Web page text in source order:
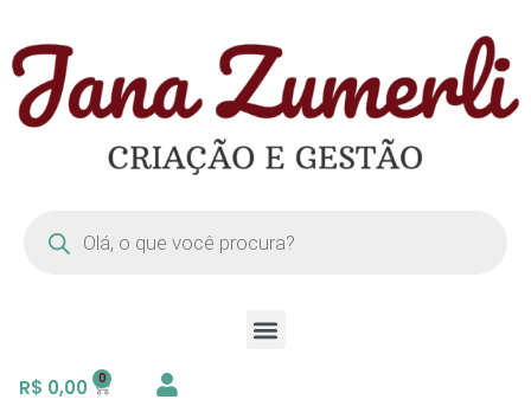
R$ 0,00